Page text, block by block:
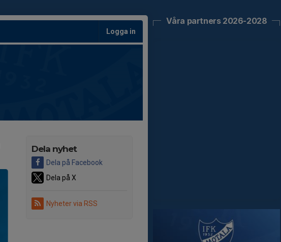
Logga in
Dela nyhet
Dela på Facebook
Dela på X
Nyheter via RSS
Våra partners 2026-2028